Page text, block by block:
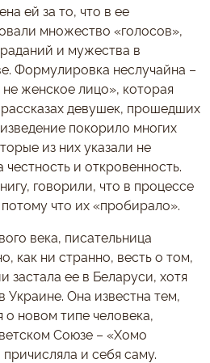
ей за то, что в ее
множество «голосов»,
и мужества в
Формулировка неслучайна –
женское лицо», которая
девушек, прошедших
покорило многих
из них указали не
и откровенность.
говорили, что в процессе
что их «пробирало».
века, писательница
как ни странно, весть о том,
застала ее в Беларуси, хотя
Украине. Она известна тем,
о новом типе человека,
Союзе – «Хомо
и себя саму.